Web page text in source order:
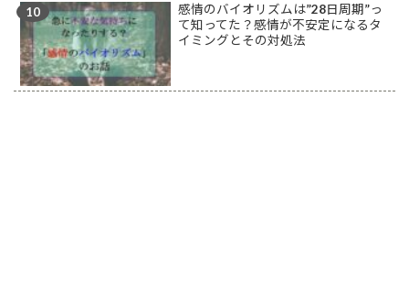
感情のバイオリズムは”28日周期”っ
て知ってた？感情が不安定になるタ
イミングとその対処法